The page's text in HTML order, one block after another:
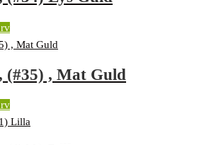
(#35) , Mat Guld